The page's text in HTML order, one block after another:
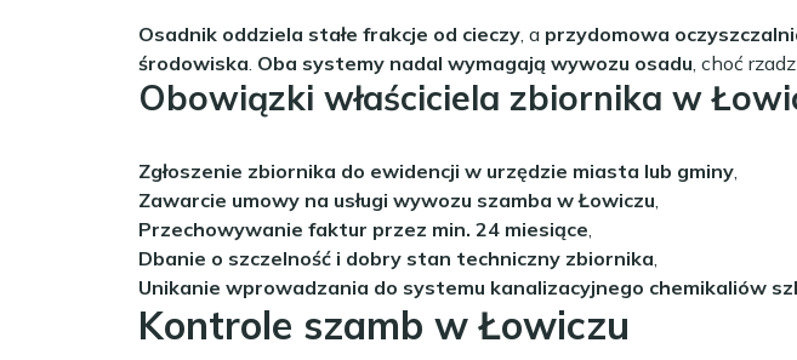
Osadnik oddziela stałe frakcje od cieczy , a przydomowa
środowiska Oba systemy nadal wymagają wywozu osadu , choć
Obowiązki właściciela zbiornika w
Zgłoszenie zbiornika do ewidencji w urzędzie miasta lub gminy
Zawarcie umowy na usługi wywozu szamba w Łowiczu
Przechowywanie faktur przez min. 24 miesiące
Dbanie o szczelność i dobry stan techniczny zbiornika
Unikanie wprowadzania do systemu kanalizacyjnego chemikaliów
Kontrole szamb w Łowiczu